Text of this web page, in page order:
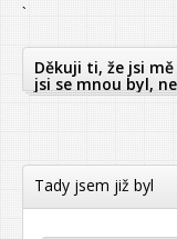
`
Děkuji ti, že jsi
jsi se mnou byl,
Tady jsem již byl